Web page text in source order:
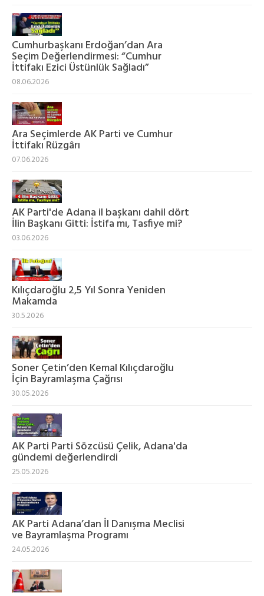
Cumhurbaşkanı Erdoğan’dan Ara
Seçim Değerlendirmesi: “Cumhur
İttifakı Ezici Üstünlük Sağladı”
08.06.2026
Ara Seçimlerde AK Parti ve Cumhur
İttifakı Rüzgârı
07.06.2026
AK Parti'de Adana il başkanı dahil dört
İlin Başkanı Gitti: İstifa mı, Tasfiye mi?
03.06.2026
Kılıçdaroğlu 2,5 Yıl Sonra Yeniden
Makamda
30.5.2026
Soner Çetin’den Kemal Kılıçdaroğlu
İçin Bayramlaşma Çağrısı
30.05.2026
AK Parti Parti Sözcüsü Çelik, Adana'da
gündemi değerlendirdi
25.05.2026
AK Parti Adana’dan İl Danışma Meclisi
ve Bayramlaşma Programı
24.05.2026